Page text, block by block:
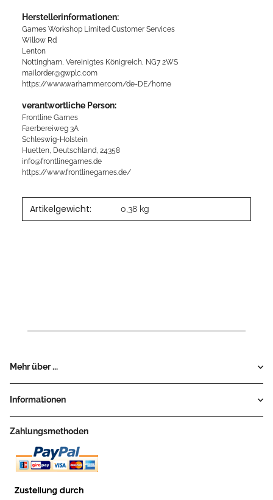
Herstellerinformationen:
Games Workshop Limited Customer Services
Willow Rd
Lenton
Nottingham, Vereinigtes Königreich, NG7 2WS
mailorder@gwplc.com
https://www.warhammer.com/de-DE/home
verantwortliche Person:
Frontline Games
Faerbereiweg 3A
Schleswig-Holstein
Huetten, Deutschland, 24358
info@frontlinegames.de
https://www.frontlinegames.de/
Artikelgewicht: 0,38 kg
Mehr über ...
Informationen
Zahlungsmethoden